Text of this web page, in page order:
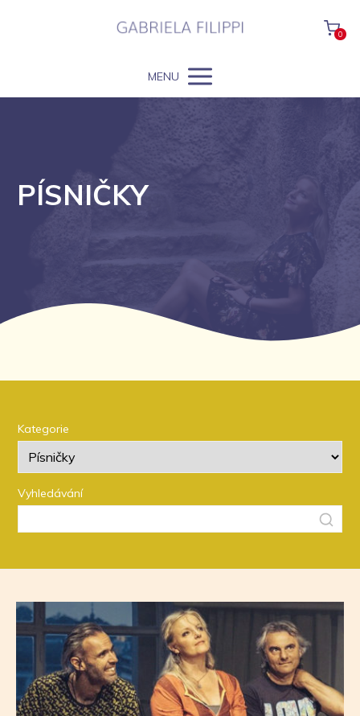
0
MENU
PÍSNIČKY
Kategorie
Vyhledávání